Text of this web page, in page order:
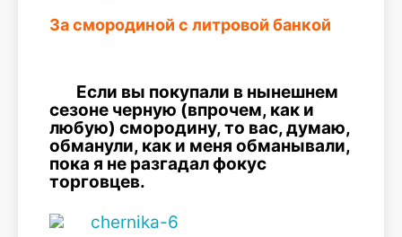
За смородиной с литровой банкой
Если вы покупали в нынешнем
сезоне черную (впрочем, как и
любую) смородину, то вас, думаю,
обманули, как и меня обманывали,
пока я не разгадал фокус
торговцев.